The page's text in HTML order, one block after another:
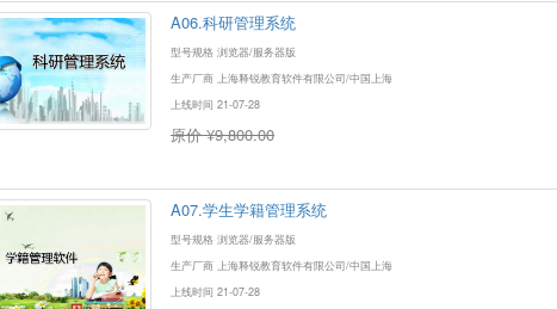
A06.科研管理系统
型号规格 浏览器/服务器版
生产厂商 上海释锐教育软件有限公司/中国上海
上线时间 21-07-28
原价 ¥9,800.00
A07.学生学籍管理系统
型号规格 浏览器/服务器版
生产厂商 上海释锐教育软件有限公司/中国上海
上线时间 21-07-28